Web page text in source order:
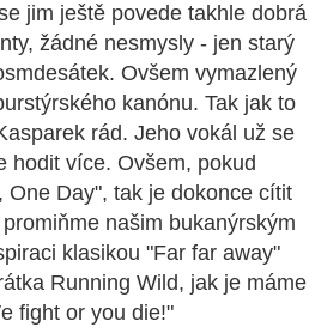
jim ještě povede takhle dobrá
žádné nesmysly - jen starý
Ovšem vymazlený
kanónu. Tak jak to
rád. Jeho vokál už se
hodit více. Ovšem, pokud
One Day", tak je dokonce cítit
našim bukanýrským
klasikou "Far far away"
Running Wild, jak je máme
fight or you die!"